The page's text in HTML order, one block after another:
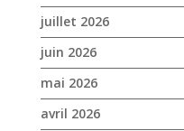
juillet 2026
juin 2026
mai 2026
avril 2026